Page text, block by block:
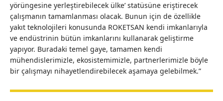
yörüngesine yerleştirebilecek ülke’ statüsüne eriştirecek
çalışmanın tamamlanması olacak. Bunun için de özellikle
yakıt teknolojileri konusunda ROKETSAN kendi imkanlarıyla
ve endüstrinin bütün imkanlarını kullanarak geliştirme
yapıyor. Buradaki temel gaye, tamamen kendi
mühendislerimizle, ekosistemimizle, partnerlerimizle böyle
bir çalışmayı nihayetlendirebilecek aşamaya gelebilmek.”